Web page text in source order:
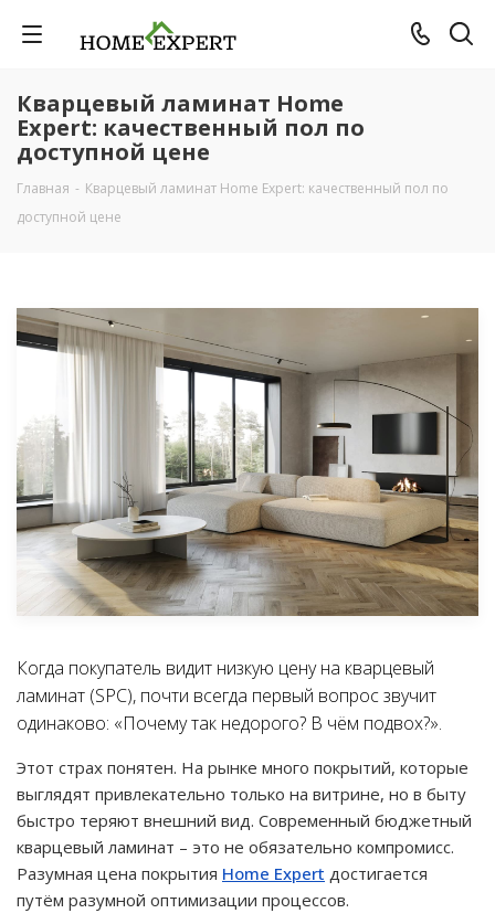
Кварцевый ламинат Home
Expert: качественный пол по
доступной цене
Главная - Кварцевый ламинат Home Expert: качественный пол по
доступной цене
Когда покупатель видит низкую цену на кварцевый
ламинат (SPC), почти всегда первый вопрос звучит
одинаково: «Почему так недорого? В чём подвох?».
Этот страх понятен. На рынке много покрытий, которые
выглядят привлекательно только на витрине, но в быту
быстро теряют внешний вид. Современный бюджетный
кварцевый ламинат – это не обязательно компромисс.
Разумная цена покрытия Home Expert достигается
путём разумной оптимизации процессов.